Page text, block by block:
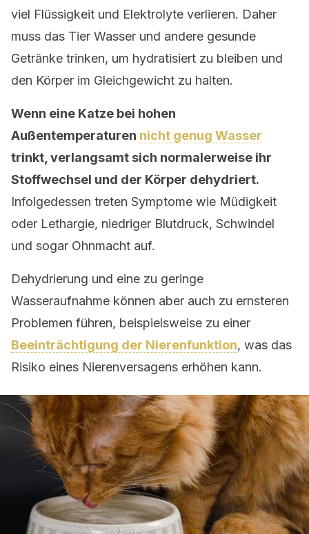
viel Flüssigkeit und Elektrolyte verlieren. Daher
muss das Tier Wasser und andere gesunde
Getränke trinken, um hydratisiert zu bleiben und
den Körper im Gleichgewicht zu halten.
Wenn eine Katze bei hohen
Außentemperaturen nicht genug Wasser
trinkt, verlangsamt sich normalerweise ihr
Stoffwechsel und der Körper dehydriert.
Infolgedessen treten Symptome wie Müdigkeit
oder Lethargie, niedriger Blutdruck, Schwindel
und sogar Ohnmacht auf.
Dehydrierung und eine zu geringe
Wasseraufnahme können aber auch zu ernsteren
Problemen führen, beispielsweise zu einer
Beeinträchtigung der Nierenfunktion, was das
Risiko eines Nierenversagens erhöhen kann.